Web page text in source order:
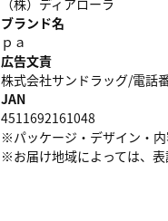
ブランド名
ｐａ
広告文責
株式会社サンドラッグ/電話
JAN
4511692161048
※パッケージ・デザイン・
※お届け地域によっては、